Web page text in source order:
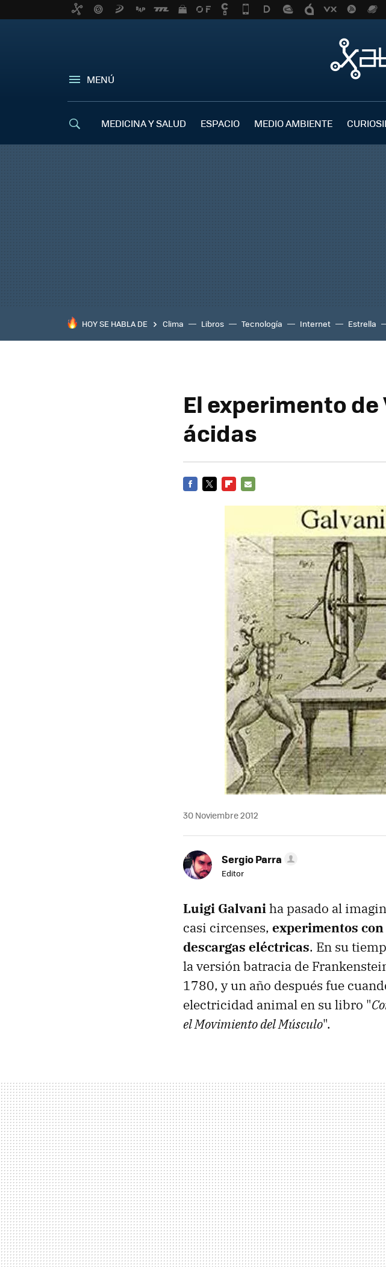
MENÚ
MEDICINA Y SALUD ESPACIO MEDIO AMBIENTE
HOY SE HABLA DE Clima Libros Tecnología Internet Estrella
El experimento
ácidas
30 Noviembre 2012
Sergio Parra
Editor
Luigi Galvaniha pasado al
casi circenses, experimentos
descargas eléctricas. En su
la versión batracia de
1780, y un año después fue
electricidad animal en su libro "
el Movimiento del Músculo".